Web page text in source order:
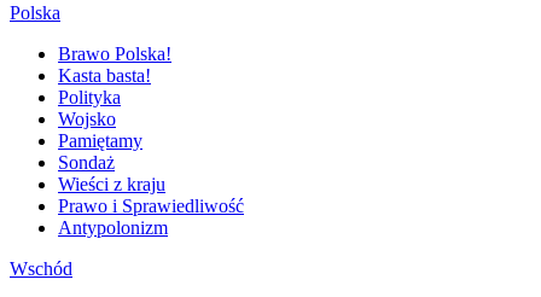
Polska
Brawo Polska!
Kasta basta!
Polityka
Wojsko
Pamiętamy
Sondaż
Wieści z kraju
Prawo i Sprawiedliwość
Antypolonizm
Wschód